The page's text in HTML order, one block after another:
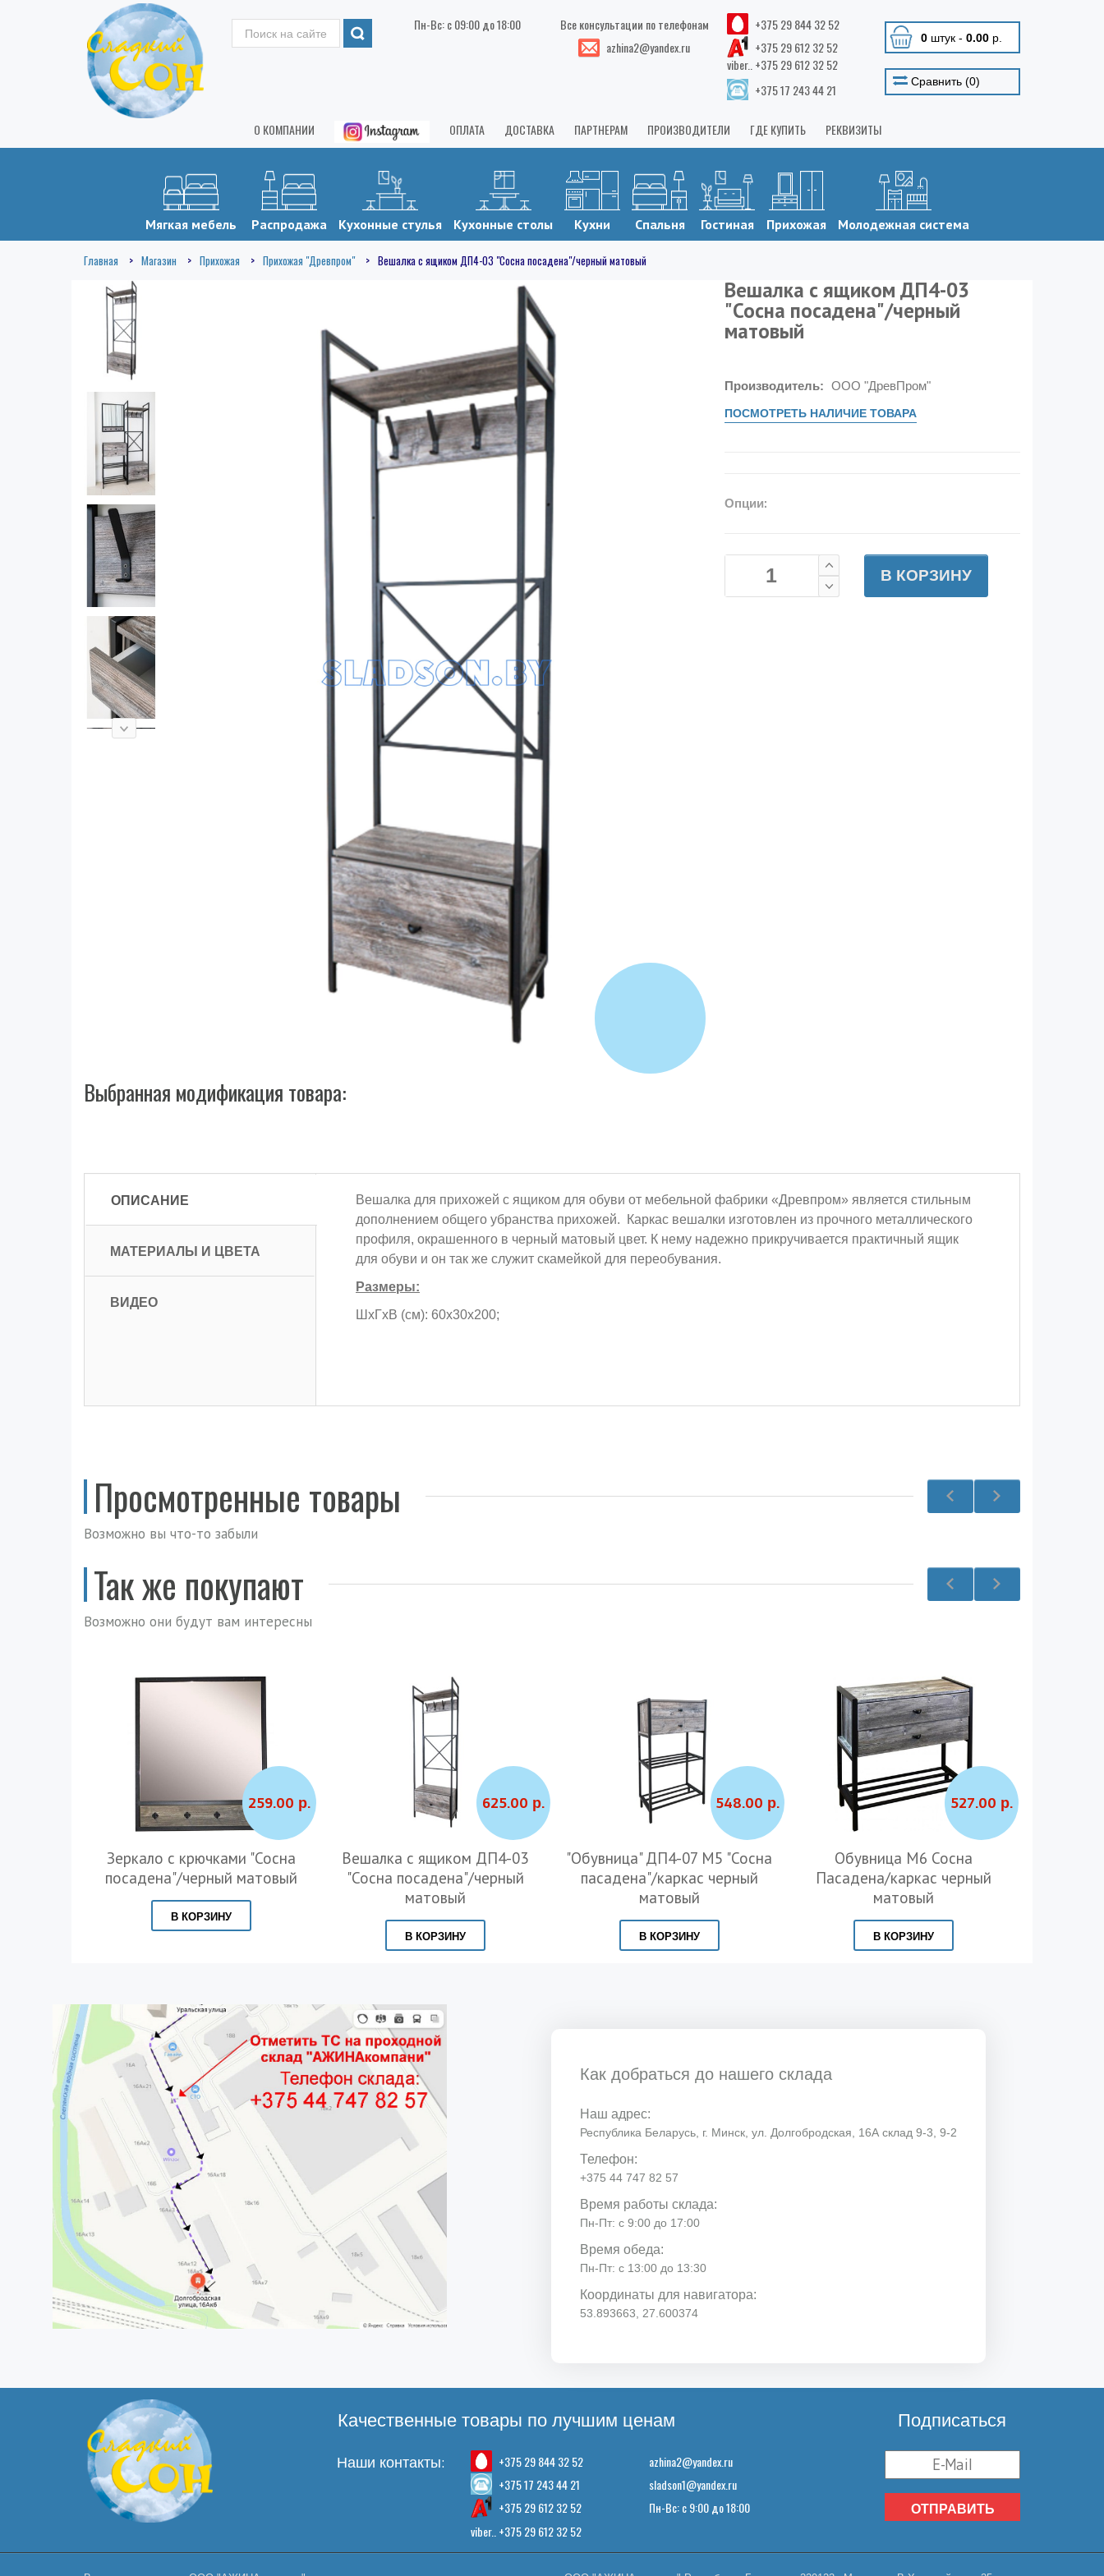
Пн-Вс: с 09:00 до 18:00
Все консультации по телефонам
azhina2@yandex.ru
+375 29 844 32 52
+375 29 612 32 52
viber.. +375 29 612 32 52
+375 17 243 44 21
0штук - 0.00р.
Сравнить (0)
О КОМПАНИИ ОПЛАТА ДОСТАВКА ПАРТНЕРАМ ПРОИЗВОДИТЕЛИ ГДЕ КУПИТЬ РЕКВИЗИТЫ
Мягкая мебель Распродажа Кухонные стулья Кухонные столы Кухни Спальня Гостиная Прихожая Молодежная система
Главная Магазин Прихожая Прихожая "Древпром" Вешалка с ящиком ДП4-03 "Сосна посадена"/черный матовый
Выбранная модификация товара:
Вешалка с ящиком ДП4-03
"Сосна посадена"/черный
матовый
Производитель: ООО "ДревПром"
ПОСМОТРЕТЬ НАЛИЧИЕ ТОВАРА
Опции:
В КОРЗИНУ
ОПИСАНИЕ
МАТЕРИАЛЫ И ЦВЕТА
ВИДЕО
Вешалка для прихожей с ящиком для обуви от мебельной фабрики «Древпром» является стильным
дополнением общего убранства прихожей. Каркас вешалки изготовлен из прочного металлического
профиля, окрашенного в черный матовый цвет. К нему надежно прикручивается практичный ящик
для обуви и он так же служит скамейкой для переобувания.
Размеры:
ШхГхВ (см): 60х30х200;
Просмотренные товары
Возможно вы что-то забыли
Так же покупают
Возможно они будут вам интересны
259.00 р.
Зеркало с крючками "Сосна
посадена"/черный матовый
В КОРЗИНУ
625.00 р.
Вешалка с ящиком ДП4-03
"Сосна посадена"/черный
матовый
В КОРЗИНУ
548.00 р.
"Обувница" ДП4-07 М5 "Сосна
пасадена"/каркас черный
матовый
В КОРЗИНУ
527.00 р.
Обувница М6 Сосна
Пасадена/каркас черный
матовый
В КОРЗИНУ
Как добраться до нашего склада
Наш адрес:
Республика Беларусь, г. Минск, ул. Долгобродская, 16А склад 9-3, 9-2
Телефон:
+375 44 747 82 57
Время работы склада:
Пн-Пт: с 9:00 до 17:00
Время обеда:
Пн-Пт: с 13:00 до 13:30
Координаты для навигатора:
53.893663, 27.600374
Качественные товары по лучшим ценам
Наши контакты:
+375 29 844 32 52
+375 17 243 44 21
+375 29 612 32 52
viber.. +375 29 612 32 52
azhina2@yandex.ru
sladson1@yandex.ru
Пн-Вс: с 9:00 до 18:00
Подписаться
ОТПРАВИТЬ